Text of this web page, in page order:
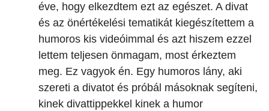
éve, hogy elkezdtem ezt az egészet. A divat
és az önértékelési tematikát kiegészítettem a
humoros kis videóimmal és azt hiszem ezzel
lettem teljesen önmagam, most érkeztem
meg. Ez vagyok én. Egy humoros lány, aki
szereti a divatot és próbál másoknak segíteni,
kinek divattippekkel kinek a humor